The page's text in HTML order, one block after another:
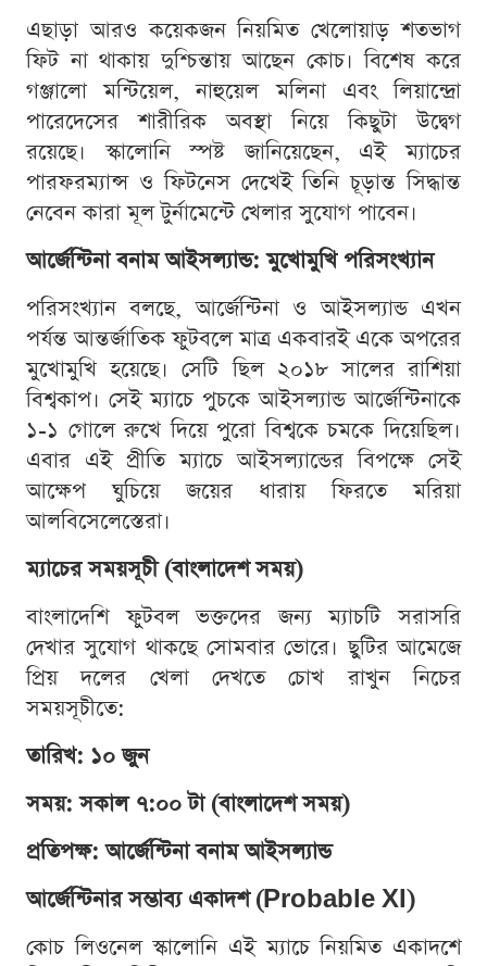
এছাড়া আরও কয়েকজন নিয়মিত খেলোয়াড় শতভাগ
ফিট না থাকায় দুশ্চিন্তায় আছেন কোচ। বিশেষ করে
গঞ্জালো মন্টিয়েল, নাহুয়েল মলিনা এবং লিয়ান্দ্রো
পারেদেসের শারীরিক অবস্থা নিয়ে কিছুটা উদ্বেগ
রয়েছে। স্কালোনি স্পষ্ট জানিয়েছেন, এই ম্যাচের
পারফরম্যান্স ও ফিটনেস দেখেই তিনি চূড়ান্ত সিদ্ধান্ত
নেবেন কারা মূল টুর্নামেন্টে খেলার সুযোগ পাবেন।
আর্জেন্টিনা বনাম আইসল্যান্ড: মুখোমুখি পরিসংখ্যান
পরিসংখ্যান বলছে, আর্জেন্টিনা ও আইসল্যান্ড এখন
পর্যন্ত আন্তর্জাতিক ফুটবলে মাত্র একবারই একে অপরের
মুখোমুখি হয়েছে। সেটি ছিল ২০১৮ সালের রাশিয়া
বিশ্বকাপ। সেই ম্যাচে পুচকে আইসল্যান্ড আর্জেন্টিনাকে
১-১ গোলে রুখে দিয়ে পুরো বিশ্বকে চমকে দিয়েছিল।
এবার এই প্রীতি ম্যাচে আইসল্যান্ডের বিপক্ষে সেই
আক্ষেপ ঘুচিয়ে জয়ের ধারায় ফিরতে মরিয়া
আলবিসেলেস্তেরা।
ম্যাচের সময়সূচী (বাংলাদেশ সময়)
বাংলাদেশি ফুটবল ভক্তদের জন্য ম্যাচটি সরাসরি
দেখার সুযোগ থাকছে সোমবার ভোরে। ছুটির আমেজে
প্রিয় দলের খেলা দেখতে চোখ রাখুন নিচের
সময়সূচীতে:
তারিখ: ১০ জুন
সময়: সকাল ৭:০০ টা (বাংলাদেশ সময়)
প্রতিপক্ষ: আর্জেন্টিনা বনাম আইসল্যান্ড
আর্জেন্টিনার সম্ভাব্য একাদশ (Probable XI)
কোচ লিওনেল স্কালোনি এই ম্যাচে নিয়মিত একাদশে